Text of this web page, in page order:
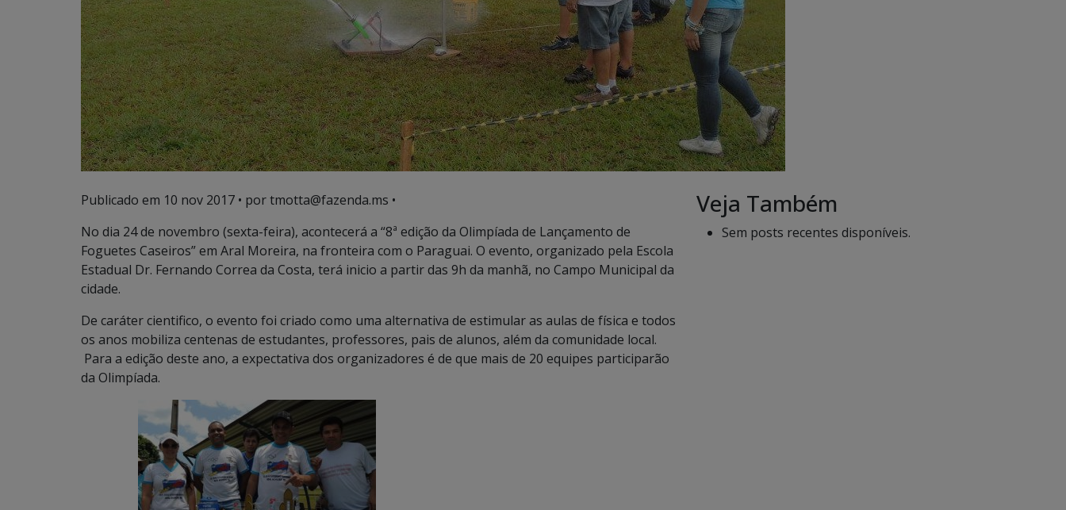
Publicado em 10 nov 2017 • por tmotta@fazenda.ms •
No dia 24 de novembro (sexta-feira), acontecerá a “8ª edição da Olimpíada de Lançamento de
Foguetes Caseiros” em Aral Moreira, na fronteira com o Paraguai. O evento, organizado pela Escola
Estadual Dr. Fernando Correa da Costa, terá inicio a partir das 9h da manhã, no Campo Municipal da
cidade.
De caráter cientifico, o evento foi criado como uma alternativa de estimular as aulas de física e todos
os anos mobiliza centenas de estudantes, professores, pais de alunos, além da comunidade local.
Para a edição deste ano, a expectativa dos organizadores é de que mais de 20 equipes participarão
da Olimpíada.
Veja Também
Sem posts recentes disponíveis.